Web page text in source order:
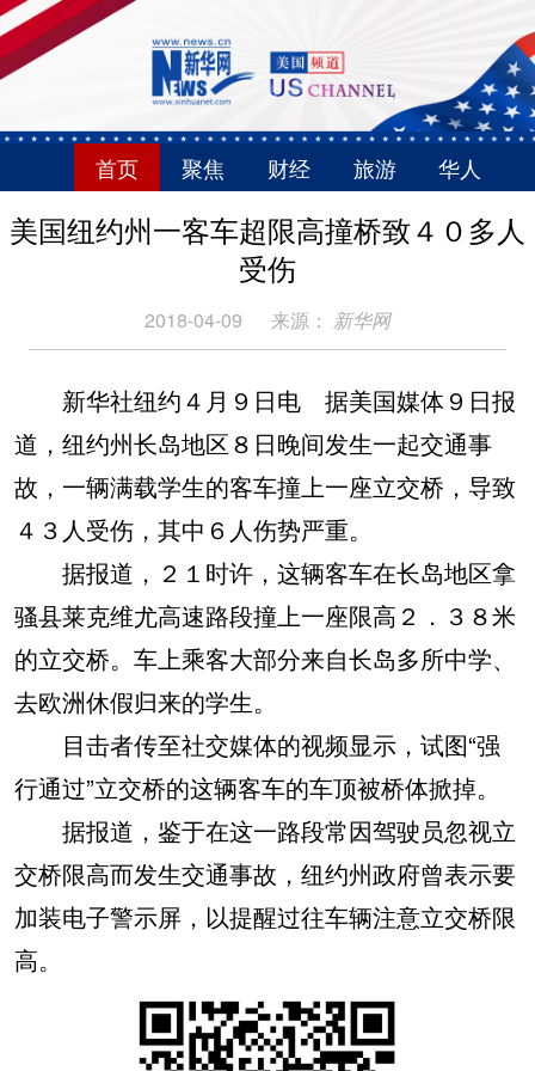
首页 聚焦 财经 旅游 华人
美国纽约州一客车超限高撞桥致４０多人
受伤
2018-04-09 来源： 新华网
新华社纽约４月９日电 据美国媒体９日报
道，纽约州长岛地区８日晚间发生一起交通事
故，一辆满载学生的客车撞上一座立交桥，导致
４３人受伤，其中６人伤势严重。
据报道，２１时许，这辆客车在长岛地区拿
骚县莱克维尤高速路段撞上一座限高２．３８米
的立交桥。车上乘客大部分来自长岛多所中学、
去欧洲休假归来的学生。
目击者传至社交媒体的视频显示，试图“强
行通过”立交桥的这辆客车的车顶被桥体掀掉。
据报道，鉴于在这一路段常因驾驶员忽视立
交桥限高而发生交通事故，纽约州政府曾表示要
加装电子警示屏，以提醒过往车辆注意立交桥限
高。